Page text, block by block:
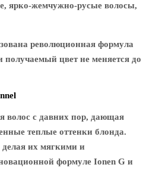
ярко-жемчужно-русые волосы,
революционная формула
получаемый цвет не меняется до
волос с давних пор, дающая
теплые оттенки блонда.
делая их мягкими и
формуле Ionen G и